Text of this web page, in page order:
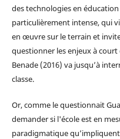
des technologies en
particulièrement intense, qui
en œuvre sur le terrain et
questionner les enjeux à
Benade (2016) va jusqu’à
classe.
Or, comme le questionnait
demander si l'école est en
paradigmatique